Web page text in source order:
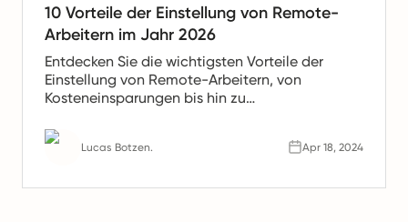
10 Vorteile der Einstellung von Remote-
Arbeitern im Jahr 2026
Entdecken Sie die wichtigsten Vorteile der
Einstellung von Remote-Arbeitern, von
Kosteneinsparungen bis hin zu
Remote-Teams die Zukunft der Arbeit sind.
Lucas Botzen. Apr 18, 2024